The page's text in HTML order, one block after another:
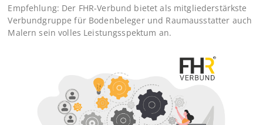
Empfehlung: Der FHR-Verbund bietet als mitgliederstärkste
Verbundgruppe für Bodenbeleger und Raumausstatter auch
Malern sein volles Leistungsspektum an.